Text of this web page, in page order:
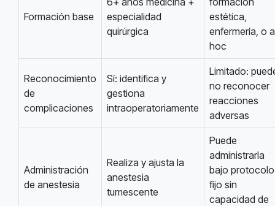
Formación base
especialidad
quirúrgica
estética,
enfermería, o
hoc
Reconocimiento
de
complicaciones
Sí: identifica y
gestiona
intraoperatoriamente
Limitado:
no reconocer
reacciones
adversas
Administración
de anestesia
Realiza y ajusta la
anestesia
tumescente
Puede
administrarla
bajo protocolo
fijo sin
capacidad de